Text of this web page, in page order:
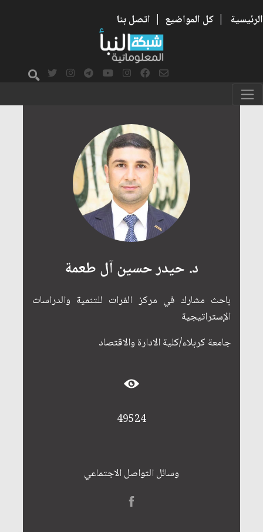
الرئيسية | كل المواضيع | اتصل بنا
د. حيدر حسين آل طعمة
باحث مشارك في مركز الفرات للتنمية والدراسات
الإستراتيجية
جامعة كربلاء/كلية الادارة والاقتصاد‏
49524
وسائل التواصل الاجتماعي